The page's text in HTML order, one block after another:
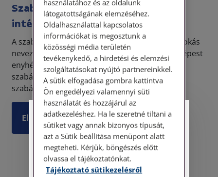
Szabálysértési büntetések és
intézkedések
A szabálysértési jogot „kis büntetőjognak” is szokás
nevezni. Tény, hogy a büntetőjog területéhez képest
enyhébb jogkövetkezmények jelennek meg a
szabálysértési eljárásban, ugyanakkor a
szabálysért...
ElolvasomSzemélyes ügyfélfogadás
Tisztelt Ügyfeleink!
Személyes ügyfélszolgálatunk telefonon
történő előzetes időpontegyeztetés után,
használatához és az oldalunk
látogatottságának elemzéséhez.
Oldalhasználattal kapcsolatos
információkat is megosztunk a
közösségi média területén
tevékenykedő, a hirdetési és elemzési
szolgáltatásokat nyújtó partnereinkkel.
A sütik elfogadása gombra kattintva
Ön engedélyezi valamennyi süti
használatát és hozzájárul az
adatkezeléshez. Ha le szeretné tiltani a
sütiket vagy annak bizonyos típusát,
azt a Sütik beállítása menüpont alatt
megteheti. Kérjük, böngészés előtt
olvassa el tájékoztatónkat.
Tájékoztató sütikezelésről